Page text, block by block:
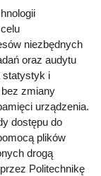
niezbędnych
oraz audytu
statystyk i
zmiany
urządzenia.
dostępu do
plików
drogą
Politechnikę